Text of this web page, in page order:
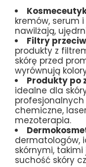
kremów, serum
nawilżają,
Filtry
produkty z
skórę przed
wyrównują
Produkty po
idealne dla
chemiczne,
mezoterapia.
dermatologów,
skórnymi, takimi
suchość skóry